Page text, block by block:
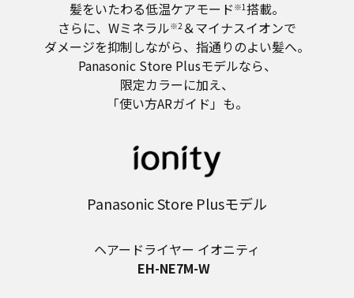
髪をいたわる低温ケアモード ※1搭載。
さらに、Wミネラル※2 ＆マイナスイオンで
ダメージを抑制しながら、指通りのよい髪へ。
Panasonic Store Plusモデルなら、
限定カラーに加え、
「使い方ARガイド」も。
Panasonic Store Plusモデル
ヘアードライヤー イオニティ
EH-NE7M-W